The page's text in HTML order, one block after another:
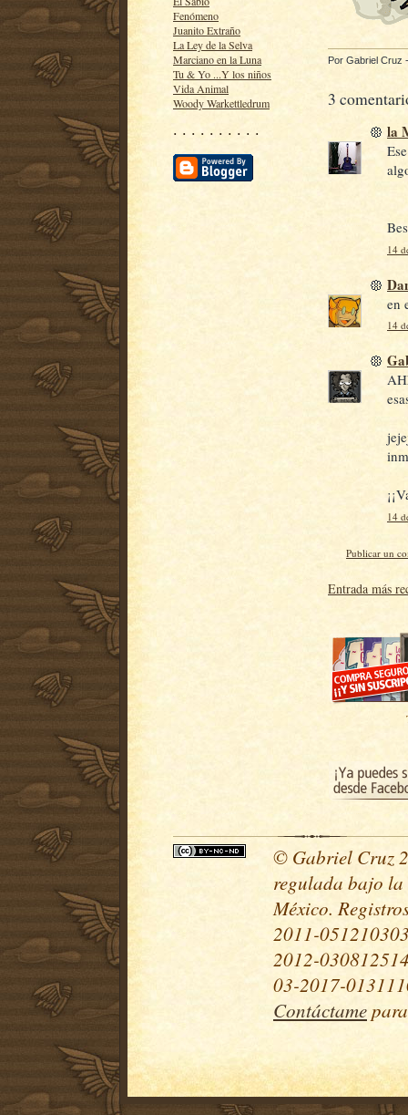
Fenómeno
Juanito Extraño
La Ley de la Selva
Marciano en la Luna
Tu & Yo ...Y los niños
Vida Animal
Woody Warkettledrum
· · · · · · · · · ·
Por Gabriel Cruz
3
la
14
en
14
14
Publicar un
Entrada más
© Gabriel Cruz
regulada bajo la
México.
2011-
2012-
03-2017-
Contáctame